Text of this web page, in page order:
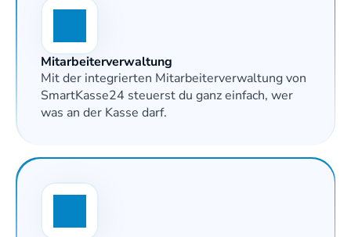
Mitarbeiterverwaltung
Mit der integrierten Mitarbeiterverwaltung von
SmartKasse24 steuerst du ganz einfach, wer
was an der Kasse darf.